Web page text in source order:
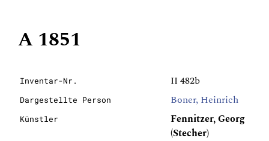
A 1851
Inventar-Nr. II 482b
Dargestellte Person Boner, Heinrich
Künstler
Fennitzer, Georg
(Stecher)